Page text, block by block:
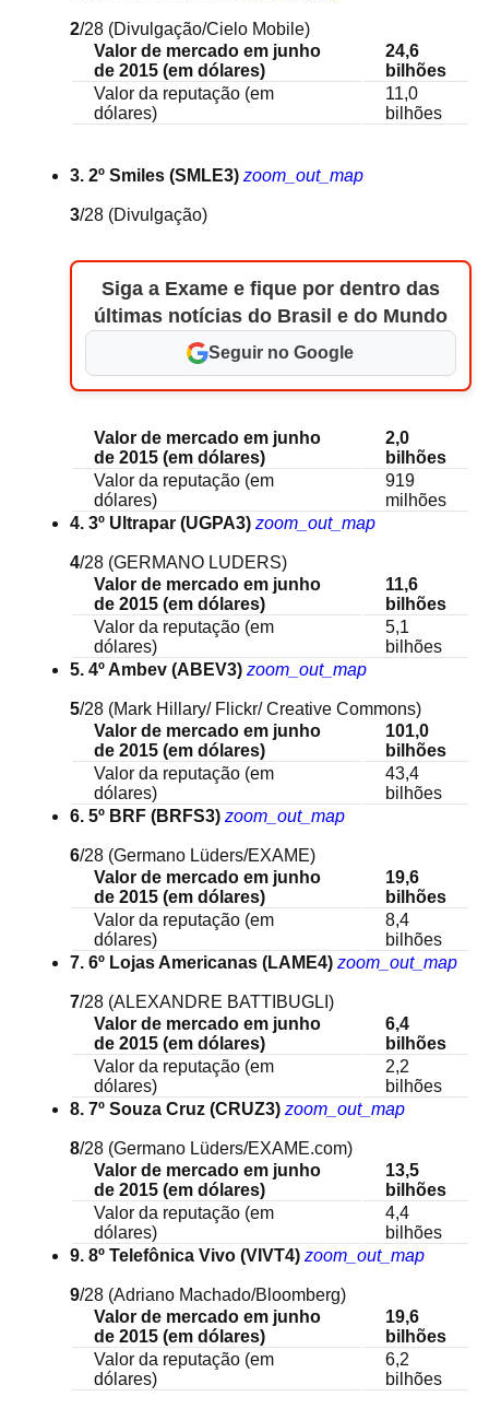
2/28 (Divulgação/Cielo Mobile)
Valor de mercado em junho
de 2015 (em dólares)
24,6
bilhões
Valor da reputação (em
dólares)
11,0
bilhões
3. 2º Smiles (SMLE3) zoom_out_map
3/28 (Divulgação)
Siga a Exame e fique por dentro das
últimas notícias do Brasil e do Mundo
Seguir no Google
Valor de mercado em junho
de 2015 (em dólares)
2,0
bilhões
Valor da reputação (em
dólares)
919
milhões
4. 3º Ultrapar (UGPA3) zoom_out_map
4/28 (GERMANO LUDERS)
Valor de mercado em junho
de 2015 (em dólares)
11,6
bilhões
Valor da reputação (em
dólares)
5,1
bilhões
5. 4º Ambev (ABEV3) zoom_out_map
5/28 (Mark Hillary/ Flickr/ Creative Commons)
Valor de mercado em junho
de 2015 (em dólares)
101,0
bilhões
Valor da reputação (em
dólares)
43,4
bilhões
6. 5º BRF (BRFS3) zoom_out_map
6/28 (Germano Lüders/EXAME)
Valor de mercado em junho
de 2015 (em dólares)
19,6
bilhões
Valor da reputação (em
dólares)
8,4
bilhões
7. 6º Lojas Americanas (LAME4) zoom_out_map
7/28 (ALEXANDRE BATTIBUGLI)
Valor de mercado em junho
de 2015 (em dólares)
6,4
bilhões
Valor da reputação (em
dólares)
2,2
bilhões
8. 7º Souza Cruz (CRUZ3) zoom_out_map
8/28 (Germano Lüders/EXAME.com)
Valor de mercado em junho
de 2015 (em dólares)
13,5
bilhões
Valor da reputação (em
dólares)
4,4
bilhões
9. 8º Telefônica Vivo (VIVT4) zoom_out_map
9/28 (Adriano Machado/Bloomberg)
Valor de mercado em junho
de 2015 (em dólares)
19,6
bilhões
Valor da reputação (em
dólares)
6,2
bilhões